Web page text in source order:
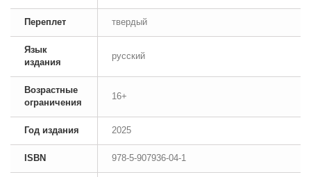
Переплет твердый
Язык
издания
русский
Возрастные
ограничения
16+
Год издания 2025
ISBN 978-5-907936-04-1